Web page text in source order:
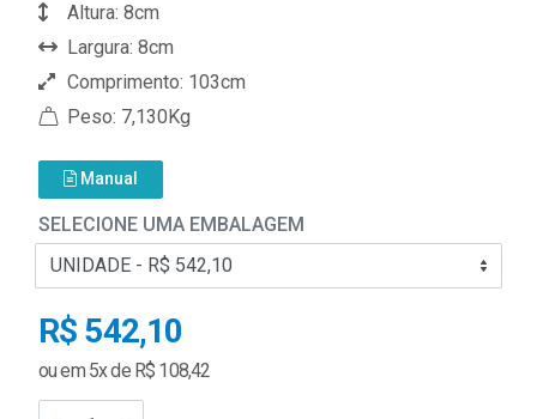
Altura: 8cm
Largura: 8cm
Comprimento: 103cm
Peso: 7,130Kg
Manual
SELECIONE UMA EMBALAGEM
R$ 542,10
ou em 5x de R$ 108,42